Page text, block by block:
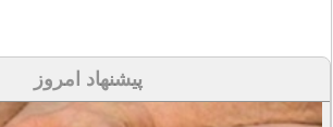
پیشنهاد امروز